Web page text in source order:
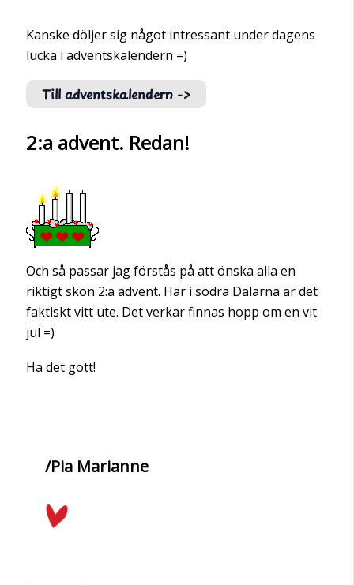
Kanske döljer sig något intressant under dagens
lucka i adventskalendern =)
Till adventskalendern ->
2:a advent. Redan!
Och så passar jag förstås på att önska alla en
riktigt skön 2:a advent. Här i södra Dalarna är det
faktiskt vitt ute. Det verkar finnas hopp om en vit
jul =)
Ha det gott!
/Pia Marianne